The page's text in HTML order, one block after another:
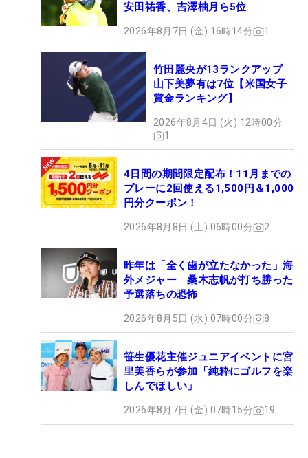
安田祐香、吉澤柚月ら5位
2026年8月7日 (金) 16時14分 1
竹田麗央が13ランクアップ
山下美夢有は7位【米国女子
賞金ランキング】
2026年8月4日 (火) 12時00分
1
4日間の期間限定配布！11月までの
プレーに2回使える1,500円＆1,000
円分クーポン！
2026年8月8日 (土) 06時00分 2
昨年は「全く歯が立たなかった」海
外メジャー 桑木志帆が打ち勝った
予選落ちの恐怖
2026年8月5日 (水) 07時00分 8
笹生優花主催ジュニアイベントに宮
里美香らが参加「純粋にゴルフを楽
しんでほしい」
2026年8月7日 (金) 07時15分 19